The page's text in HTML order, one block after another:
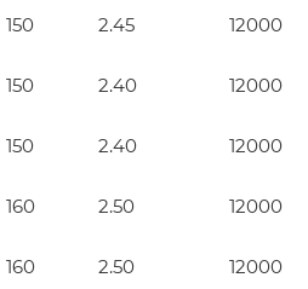
150 2.45 12000
150 2.40 12000
150 2.40 12000
160 2.50 12000
160 2.50 12000